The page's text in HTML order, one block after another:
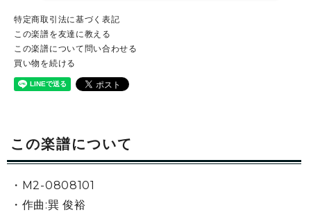
特定商取引法に基づく表記
この楽譜を友達に教える
この楽譜について問い合わせる
買い物を続ける
この楽譜について
・M2-0808101
・作曲:巽 俊裕